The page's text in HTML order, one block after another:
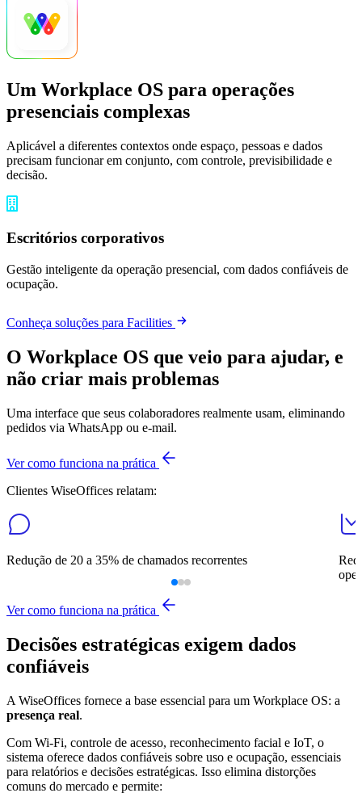
Um Workplace OS para operações
presenciais complexas
Aplicável a diferentes contextos onde espaço, pessoas e dados
precisam funcionar em conjunto, com controle, previsibilidade e
decisão.
Escritórios corporativos
Gestão inteligente da operação presencial, com dados confiáveis de
ocupação.
Conheça soluções para Facilities
O Workplace OS que veio para ajudar, e
não criar mais problemas
Uma interface que seus colaboradores realmente usam, eliminando
pedidos via WhatsApp ou e-mail.
Ver como funciona na prática
Clientes WiseOffices relatam:
Redução de 20 a 35% de chamados recorrentes
Ver como funciona na prática
Decisões estratégicas exigem dados
confiáveis
A WiseOffices fornece a base essencial para um Workplace OS: a
presença real.
Com Wi-Fi, controle de acesso, reconhecimento facial e IoT, o
sistema oferece dados confiáveis sobre uso e ocupação, essenciais
para relatórios e decisões estratégicas. Isso elimina distorções
comuns do mercado e permite: